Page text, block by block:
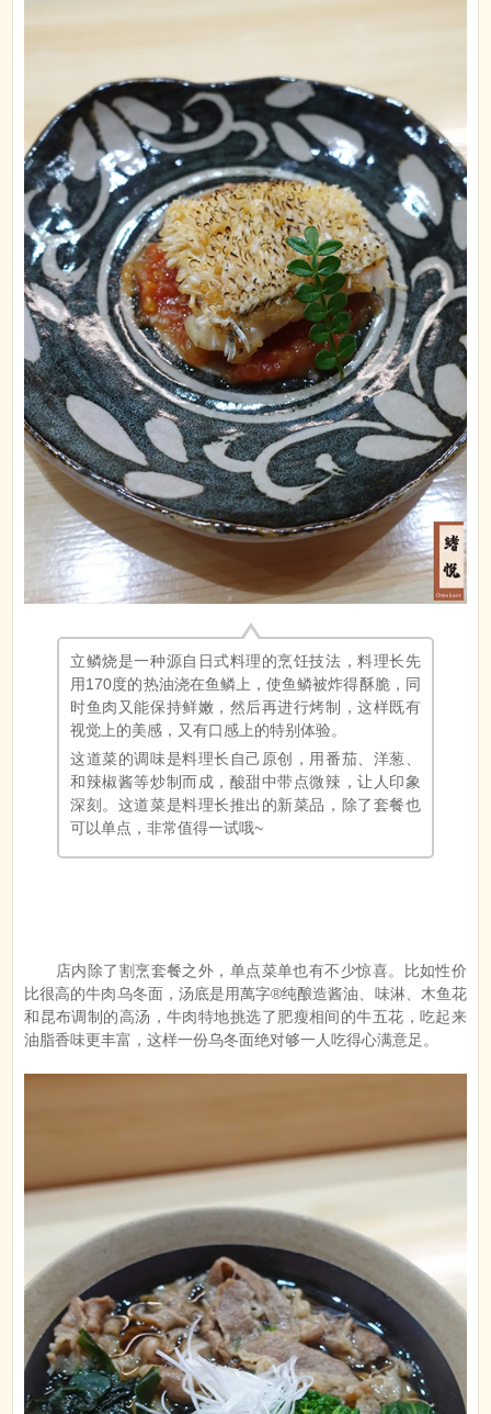
立鳞烧是一种源自日式料理的烹饪技法，料理长先
用170度的热油浇在鱼鳞上，使鱼鳞被炸得酥脆，同
时鱼肉又能保持鲜嫩，然后再进行烤制，这样既有
视觉上的美感，又有口感上的特别体验。
这道菜的调味是料理长自己原创，用番茄、洋葱、
和辣椒酱等炒制而成，酸甜中带点微辣，让人印象
深刻。这道菜是料理长推出的新菜品，除了套餐也
可以单点，非常值得一试哦~
店内除了割烹套餐之外，单点菜单也有不少惊喜。比如性价
比很高的牛肉乌冬面，汤底是用萬字®纯酿造酱油、味淋、木鱼花
和昆布调制的高汤，牛肉特地挑选了肥瘦相间的牛五花，吃起来
油脂香味更丰富，这样一份乌冬面绝对够一人吃得心满意足。